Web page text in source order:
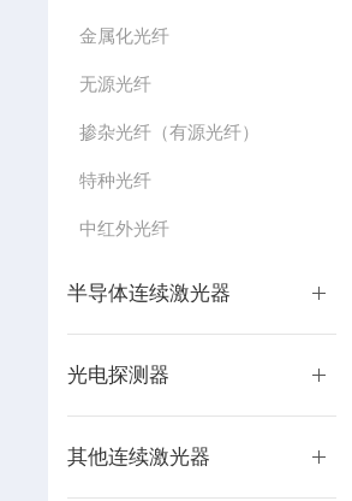
金属化光纤
无源光纤
掺杂光纤（有源光纤）
特种光纤
中红外光纤
半导体连续激光器
光电探测器
其他连续激光器